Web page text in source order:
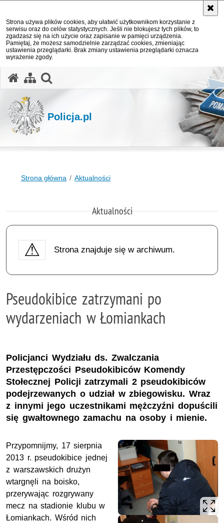
Strona używa plików cookies, aby ułatwić użytkownikom korzystanie z
serwisu oraz do celów statystycznych. Jeśli nie blokujesz tych plików, to
zgadzasz się na ich użycie oraz zapisanie w pamięci urządzenia.
Pamiętaj, że możesz samodzielnie zarządzać cookies, zmieniając
ustawienia przeglądarki. Brak zmiany ustawienia przeglądarki oznacza
wyrażenie zgody.
Policja.pl
Strona główna Aktualności
Aktualności
Strona znajduje się w archiwum.
Pseudokibice zatrzymani po
wydarzeniach w Łomiankach
Policjanci Wydziału ds. Zwalczania
Przestępczości Pseudokibiców Komendy
Stołecznej Policji zatrzymali 2 pseudokibiców
podejrzewanych o udział w zbiegowisku. Wraz
z innymi jego uczestnikami mężczyźni dopuścili
się gwałtownego zamachu na osoby i mienie.
Przypomnijmy, 17 sierpnia
2013 r. pseudokibice jednej
z warszawskich drużyn
wtargnęli na boisko,
przerywając rozgrywany
mecz na stadionie klubu w
Łomiankach. Wśród nich